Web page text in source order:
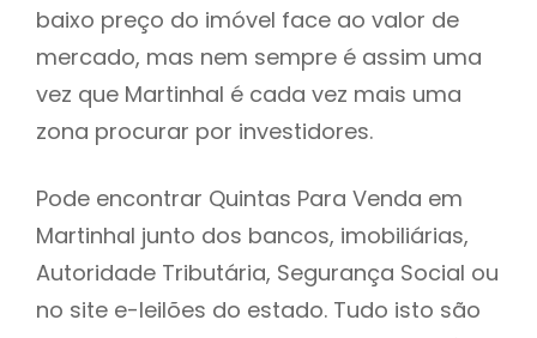
baixo preço do imóvel face ao valor de
mercado, mas nem sempre é assim uma
vez que Martinhal é cada vez mais uma
zona procurar por investidores.
Pode encontrar Quintas Para Venda em
Martinhal junto dos bancos, imobiliárias,
Autoridade Tributária, Segurança Social ou
no site e-leilões do estado. Tudo isto são